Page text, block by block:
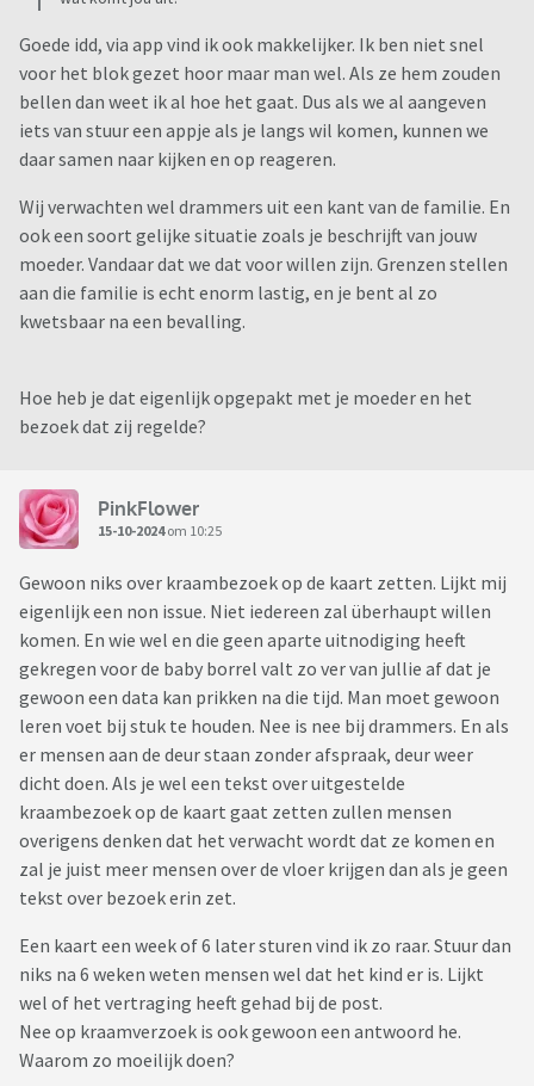
Goede idd, via app vind ik ook makkelijker. Ik ben niet snel
voor het blok gezet hoor maar man wel. Als ze hem zouden
bellen dan weet ik al hoe het gaat. Dus als we al aangeven
iets van stuur een appje als je langs wil komen, kunnen we
daar samen naar kijken en op reageren.
Wij verwachten wel drammers uit een kant van de familie. En
ook een soort gelijke situatie zoals je beschrijft van jouw
moeder. Vandaar dat we dat voor willen zijn. Grenzen stellen
aan die familie is echt enorm lastig, en je bent al zo
kwetsbaar na een bevalling.
Hoe heb je dat eigenlijk opgepakt met je moeder en het
bezoek dat zij regelde?
PinkFlower
15-10-2024om 10:25
Gewoon niks over kraambezoek op de kaart zetten. Lijkt mij
eigenlijk een non issue. Niet iedereen zal überhaupt willen
komen. En wie wel en die geen aparte uitnodiging heeft
gekregen voor de baby borrel valt zo ver van jullie af dat je
gewoon een data kan prikken na die tijd. Man moet gewoon
leren voet bij stuk te houden. Nee is nee bij drammers. En als
er mensen aan de deur staan zonder afspraak, deur weer
dicht doen. Als je wel een tekst over uitgestelde
kraambezoek op de kaart gaat zetten zullen mensen
overigens denken dat het verwacht wordt dat ze komen en
zal je juist meer mensen over de vloer krijgen dan als je geen
tekst over bezoek erin zet.
Een kaart een week of 6 later sturen vind ik zo raar. Stuur dan
niks na 6 weken weten mensen wel dat het kind er is. Lijkt
wel of het vertraging heeft gehad bij de post.
Nee op kraamverzoek is ook gewoon een antwoord he.
Waarom zo moeilijk doen?